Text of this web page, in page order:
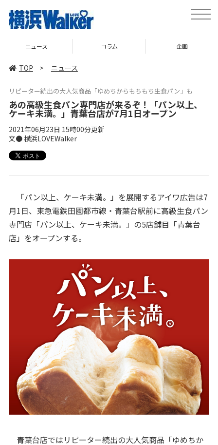
toggle
ニュース コラム 企画
TOP > ニュース
リピーター続出の大人気商品「ゆめちからもちもち生食パン」も
あの高級生食パン専門店が来るぞ！「パン以上、
ケーキ未満。」青葉台店が7月1日オープン
2021年06月23日 15時00分更新
文● 横浜LOVEWalker
「パン以上、ケーキ未満。」を展開するアイワ広告は7
月1日、東急電鉄田園都市線・青葉台駅前に高級生食パン
専門店「パン以上、ケーキ未満。」の5店舗目「青葉台
店」をオープンする。
青葉台店ではリピーター続出の大人気商品「ゆめちか